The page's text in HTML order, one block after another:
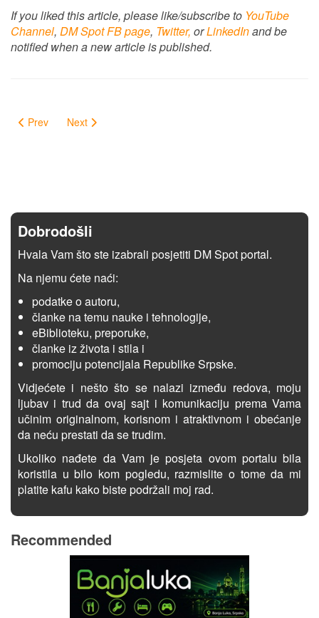
If you liked this article, please like/subscribe to YouTube
Channel, DM Spot FB page, Twitter, orLinkedInand be
notified when a new article is published.
Prev Next
Dobrodošli
Hvala Vam što ste izabrali posjetiti DM Spot portal.
Na njemu ćete naći:
podatke o autoru,
članke na temu nauke i tehnologije,
eBiblioteku, preporuke,
članke iz života i stila i
promociju potencijala Republike Srpske.
Vidjećete i nešto što se nalazi između redova, moju
ljubav i trud da ovaj sajt i komunikaciju prema Vama
učinim originalnom, korisnom i atraktivnom i obećanje
da neću prestati da se trudim.
Ukoliko nađete da Vam je posjeta ovom portalu bila
koristila u bilo kom pogledu, razmislite o tome da mi
platite kafu kako biste podržali moj rad.
Recommended